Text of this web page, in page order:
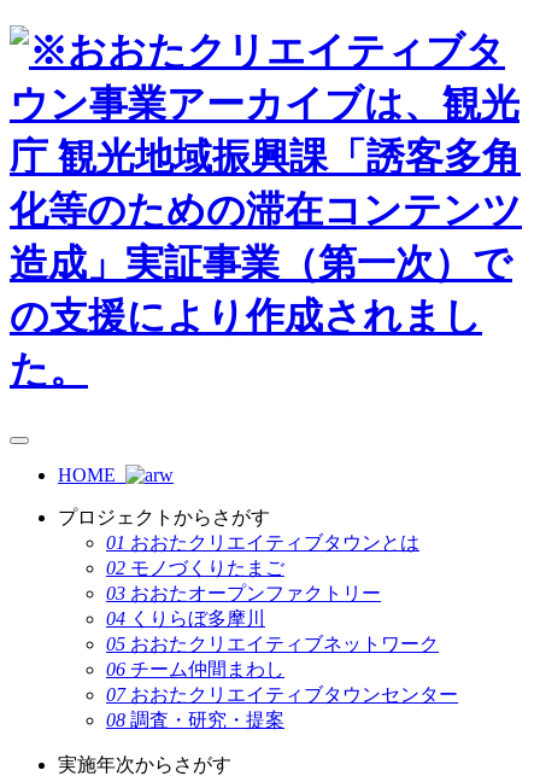
HOME
プロジェクトからさがす
01 おおたクリエイティブタウンとは
02 モノづくりたまご
03 おおたオープンファクトリー
04 くりらぼ多摩川
05 おおたクリエイティブネットワーク
06 チーム仲間まわし
07 おおたクリエイティブタウンセンター
08 調査・研究・提案
実施年次からさがす